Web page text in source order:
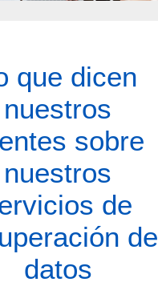
que dicen
nuestros
sobre
nuestros
de
de
datos